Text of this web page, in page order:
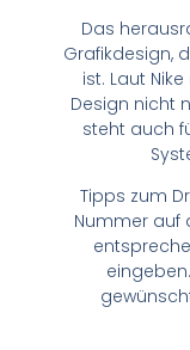
Das
Grafikdesign,
ist. Laut
Design nicht
steht auch
Tipps zum
Nummer auf